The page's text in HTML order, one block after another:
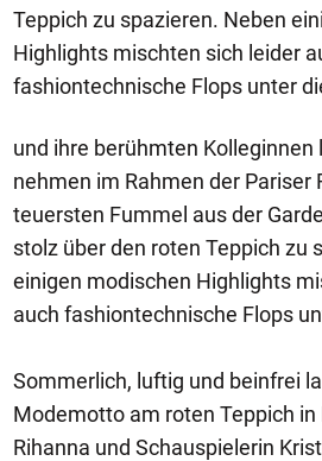
Teppich zu spazieren. Neben
Highlights mischten sich leider
fashiontechnische Flops unter
und ihre berühmten Kolleginnen
nehmen im Rahmen der Pariser
teuersten Fummel aus der
stolz über den roten Teppich zu
einigen modischen Highlights
auch fashiontechnische Flops
Sommerlich, luftig und beinfrei
Modemotto am roten Teppich in
Rihanna und Schauspielerin